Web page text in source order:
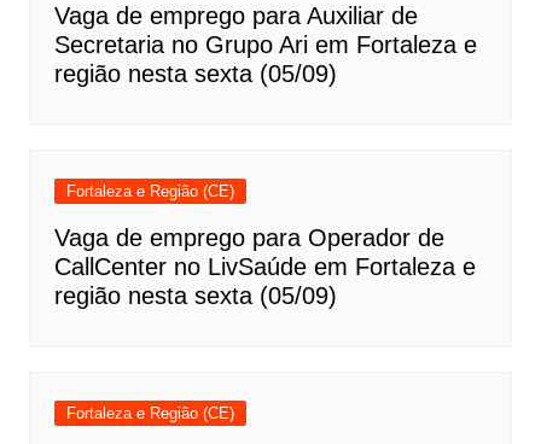
Vaga de emprego para Auxiliar de
Secretaria no Grupo Ari em Fortaleza e
região nesta sexta (05/09)
Fortaleza e Região (CE)
Vaga de emprego para Operador de
CallCenter no LivSaúde em Fortaleza e
região nesta sexta (05/09)
Fortaleza e Região (CE)